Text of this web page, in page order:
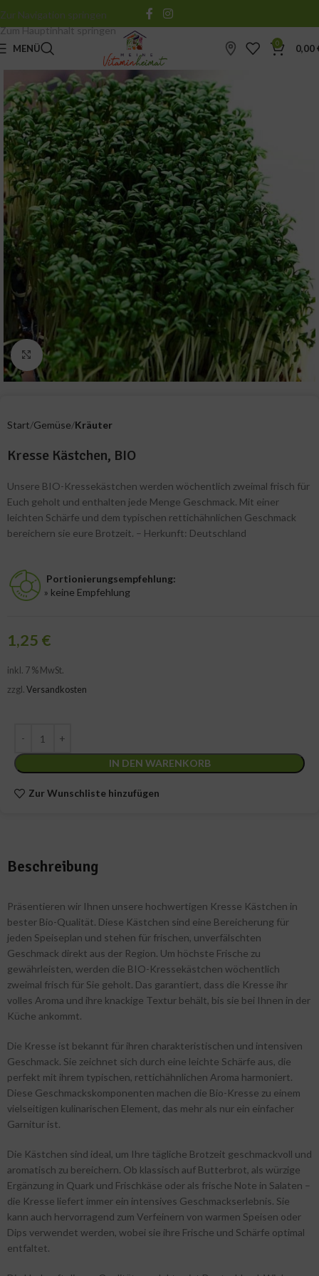
Zur Navigation springen
Zum Hauptinhalt springen
MENÜ 0 0,00
Zum Vergrößern klicken
Start Gemüse Kräuter
Kresse Kästchen, BIO
Unsere BIO-Kressekästchen werden wöchentlich zweimal frisch für
Euch geholt und enthalten jede Menge Geschmack. Mit einer
leichten Schärfe und dem typischen rettichähnlichen Geschmack
bereichern sie eure Brotzeit. – Herkunft: Deutschland
Portionierungsempfehlung:
» keine Empfehlung
1,25 €
inkl. 7 % MwSt.
zzgl. Versandkosten
IN DEN WARENKORB
Zur Wunschliste hinzufügen
Beschreibung
Präsentieren wir Ihnen unsere hochwertigen Kresse Kästchen in
bester Bio-Qualität. Diese Kästchen sind eine Bereicherung für
jeden Speiseplan und stehen für frischen, unverfälschten
Geschmack direkt aus der Region. Um höchste Frische zu
gewährleisten, werden die BIO-Kressekästchen wöchentlich
zweimal frisch für Sie geholt. Das garantiert, dass die Kresse ihr
volles Aroma und ihre knackige Textur behält, bis sie bei Ihnen in der
Küche ankommt.
Die Kresse ist bekannt für ihren charakteristischen und intensiven
Geschmack. Sie zeichnet sich durch eine leichte Schärfe aus, die
perfekt mit ihrem typischen, rettichähnlichen Aroma harmoniert.
Diese Geschmackskomponenten machen die Bio-Kresse zu einem
vielseitigen kulinarischen Element, das mehr als nur ein einfacher
Garnitur ist.
Die Kästchen sind ideal, um Ihre tägliche Brotzeit geschmackvoll und
aromatisch zu bereichern. Ob klassisch auf Butterbrot, als würzige
Ergänzung in Quark und Frischkäse oder als frische Note in Salaten –
die Kresse liefert immer ein intensives Geschmackserlebnis. Sie
kann auch hervorragend zum Verfeinern von warmen Speisen oder
Dips verwendet werden, wobei sie ihre Frische und Schärfe optimal
entfaltet.